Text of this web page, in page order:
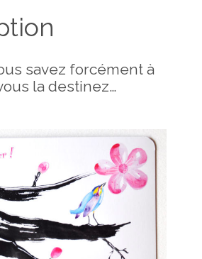
savez forcément à
la destinez…